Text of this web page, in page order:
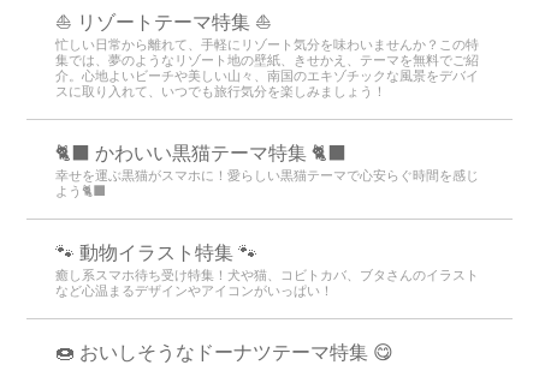
⛵ リゾートテーマ特集 ⛵
忙しい日常から離れて、手軽にリゾート気分を味わいませんか？この特
集では、夢のようなリゾート地の壁紙、きせかえ、テーマを無料でご紹
介。心地よいビーチや美しい山々、南国のエキゾチックな風景をデバイ
スに取り入れて、いつでも旅行気分を楽しみましょう！
🐈‍⬛ かわいい黒猫テーマ特集 🐈‍⬛
幸せを運ぶ黒猫がスマホに！愛らしい黒猫テーマで心安らぐ時間を感じ
よう🐈‍⬛
🐾 動物イラスト特集 🐾
癒し系スマホ待ち受け特集！犬や猫、コビトカバ、ブタさんのイラスト
など心温まるデザインやアイコンがいっぱい！
🍩 おいしそうなドーナツテーマ特集 😋